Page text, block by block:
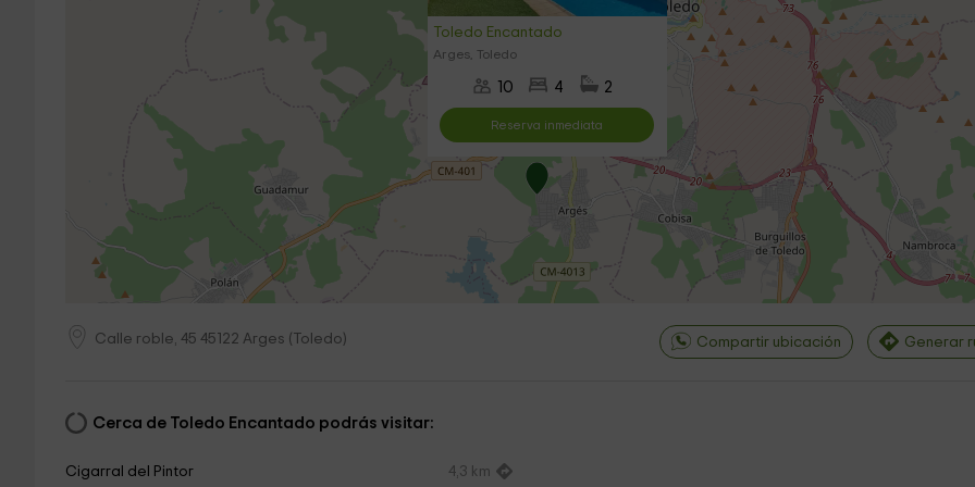
Toledo Encantado
Arges, Toledo
10 4 2
Reserva inmediata
Calle roble, 45 45122 Arges ( Toledo) Compartir ubicación Generar
Cerca de Toledo Encantado podrás visitar:
Cigarral del Pintor 4,3 km